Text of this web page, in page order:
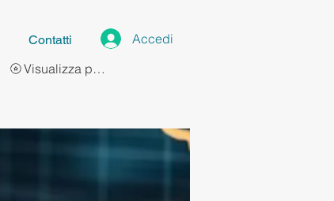
Contatti
Accedi
Visualizza punti